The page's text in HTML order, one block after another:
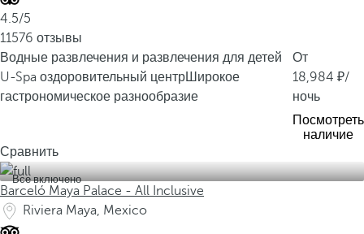
4.5/5
11576 отзывы
Водные развлечения и развлечения для детей
U-Spa оздоровительный центрШирокое
гастрономическое разнообразие
От
18,984
/
ночь
Посмотреть
наличие
Сравнить
Все включено
Barceló Maya Palace - All Inclusive
Riviera Maya, Mexico
ь
с
я
р
а
й
и
м
и
п